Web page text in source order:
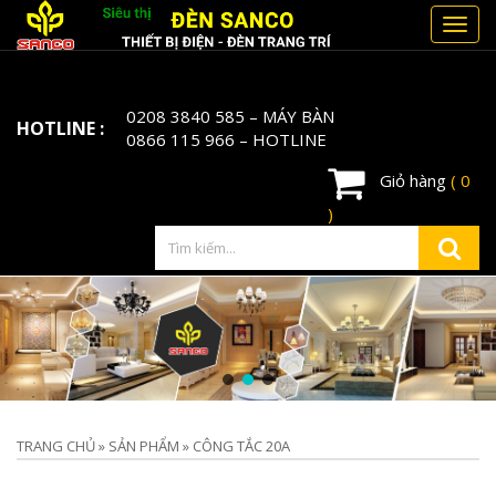
HOTLINE : 0208 3840 585 – MÁY BÀN
0866 115 966 – HOTLINE
Giỏ hàng ( 0
)
TRANG CHỦ» SẢN PHẨM » CÔNG TẮC 20A